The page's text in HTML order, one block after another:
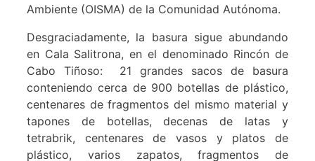
Ambiente (OISMA) de la Comunidad Autónoma.
Desgraciadamente, la basura sigue abundando
en Cala Salitrona, en el denominado Rincón de
Cabo Tiñoso: 21 grandes sacos de basura
conteniendo cerca de 900 botellas de plástico,
centenares de fragmentos del mismo material y
tapones de botellas, decenas de latas y
tetrabrik, centenares de vasos y platos de
plástico, varios zapatos, fragmentos de